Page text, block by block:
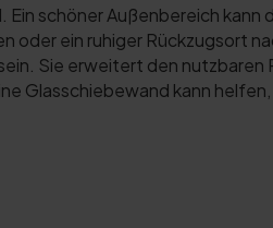
schöner Außenbereich
oder ein ruhiger Rückzugsort
Sie erweitert den
Glasschiebewand kann